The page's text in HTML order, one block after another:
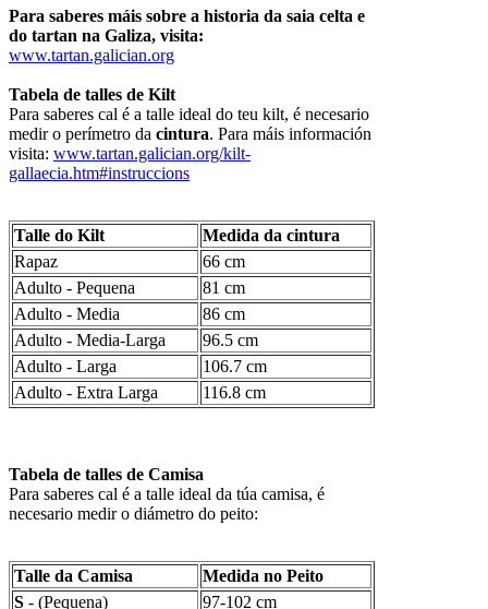
Para saberes máis sobre a historia da saia celta e
do tartan na Galiza, visita:
www.tartan.galician.org
Tabela de talles de Kilt
Para saberes cal é a talle ideal do teu kilt, é necesario
medir o perímetro da cintura. Para máis información
visita: www.tartan.galician.org/kilt-
gallaecia.htm#instruccions
Talle do Kilt
Medida da cintura
Rapaz
66 cm
Adulto - Pequena
81 cm
Adulto - Media
86 cm
Adulto - Media-Larga
96.5 cm
Adulto - Larga
106.7 cm
Adulto - Extra Larga
116.8 cm
Tabela de talles de Camisa
Para saberes cal é a talle ideal da túa camisa, é
necesario medir o diámetro do peito:
Talle da Camisa
Medida no Peito
S - (Pequena)
97-102 cm